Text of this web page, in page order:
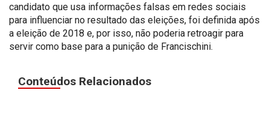
candidato que usa informações falsas em redes sociais
para influenciar no resultado das eleições, foi definida após
a eleição de 2018 e, por isso, não poderia retroagir para
servir como base para a punição de Francischini.
Conteúdos Relacionados